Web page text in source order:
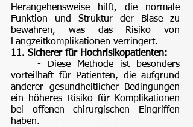
Herangehensweise hilft, die normale
Funktion und Struktur der Blase zu
bewahren, was das Risiko von
Langzeitkomplikationen verringert.
11. Sicherer für Hochrisikopatienten:
- Diese Methode ist besonders
vorteilhaft für Patienten, die aufgrund
anderer gesundheitlicher Bedingungen
ein höheres Risiko für Komplikationen
bei offenen chirurgischen Eingriffen
haben.